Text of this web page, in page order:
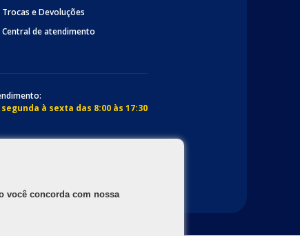
você concorda com nossa
Trocas e Devoluções
Central de atendimento
segunda à sexta das 8:00 às 17:30